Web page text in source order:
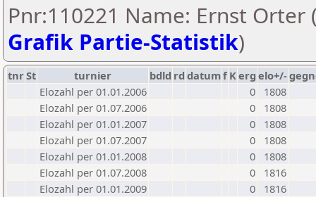
Pnr:110221 Name: Ernst Orter
Grafik Partie-Statistik)
tnrSt turnier bdld rd datumf Kerg elo+/-
Elozahl per 01.01.2006
0
1808
Elozahl per 01.07.2006
0
1808
Elozahl per 01.01.2007
0
1808
Elozahl per 01.07.2007
0
1808
Elozahl per 01.01.2008
0
1808
Elozahl per 01.07.2008
0
1816
Elozahl per 01.01.2009
0
1816